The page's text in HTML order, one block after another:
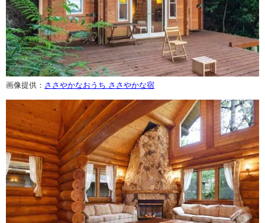
画像提供： ささやかなおうち ささやかな宿